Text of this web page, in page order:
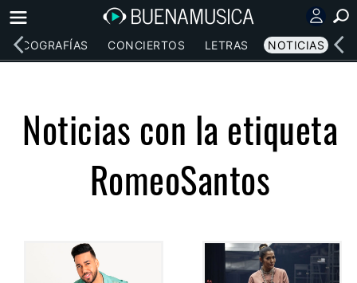
DISCOGRAFÍAS CONCIERTOS LETRAS NOTICIAS
Noticias con la etiqueta
RomeoSantos